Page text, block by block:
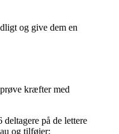
og give dem en
kræfter med
på de lettere
og tilføjer: